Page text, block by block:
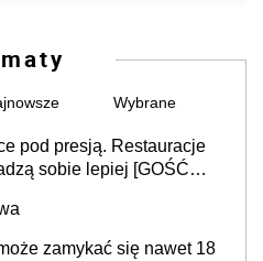
Wybrane
pod presją. Restauracje
sobie lepiej [GOŚĆ
zamykać się nawet 18